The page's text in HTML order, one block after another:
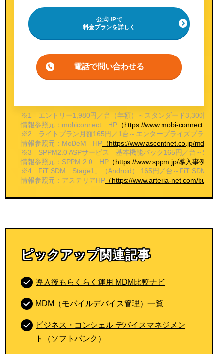
公式HPで
料金プランを詳しく
電話で問い合わせる
※1 エントリー1,980円／台（年額）～スタンダード3,300円
情報参照元：mobiconnect HP （https://www.mobi-
※2 ライトプラン月額165円／1台～エンタープライズプラン
情報参照元：MoDeM HP （https://www.ascentnet.co.jp/mdm-
※3 SPPM2.0 ASPサービス 基本機能パック165円／台～
情報参照元：SPPM 2.0 HP （https://www.sppm.jp/導入事例・
※4 FiT SDM「Stage1」（Android） 165円／台～FiT SDM「
情報参照元：アステリアHP （https://www.arteria-net.com/
ピックアップ関連記事
導入後もらくらく運用 MDM比較ナビ
MDM（モバイルデバイス管理）一覧
ビジネス・コンシェル デバイスマネジメン
ト（ソフトバンク）